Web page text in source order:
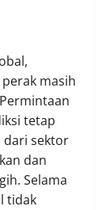
masih
tetap
dari sektor
dan
Selama
tidak